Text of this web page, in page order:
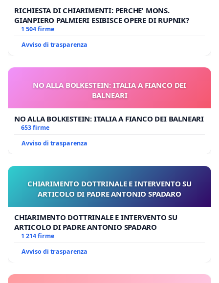
RICHIESTA DI CHIARIMENTI: PERCHE' MONS.
GIANPIERO PALMIERI ESIBISCE OPERE DI RUPNIK?
1 504 firme
Avviso di trasparenza
NO ALLA BOLKESTEIN: ITALIA A FIANCO DEI
BALNEARI
NO ALLA BOLKESTEIN: ITALIA A FIANCO DEI BALNEARI
653 firme
Avviso di trasparenza
CHIARIMENTO DOTTRINALE E INTERVENTO SU
ARTICOLO DI PADRE ANTONIO SPADARO
CHIARIMENTO DOTTRINALE E INTERVENTO SU
ARTICOLO DI PADRE ANTONIO SPADARO
1 214 firme
Avviso di trasparenza